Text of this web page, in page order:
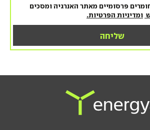
פרסומיים מאתר האנרגיה ומסכים
ומדיניות הפרטיות.